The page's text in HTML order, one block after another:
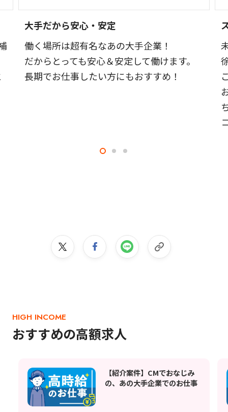
大手だから安心・安定
働く場所は超有名なあの大手企業！
だからとっても安心＆安定して働けます。
長期でお仕事したい方にもおすすめ！
HIGH INCOME
おすすめの高額求人
【紹介案件】CMでおなじみ
の、あの大手企業でのお仕事